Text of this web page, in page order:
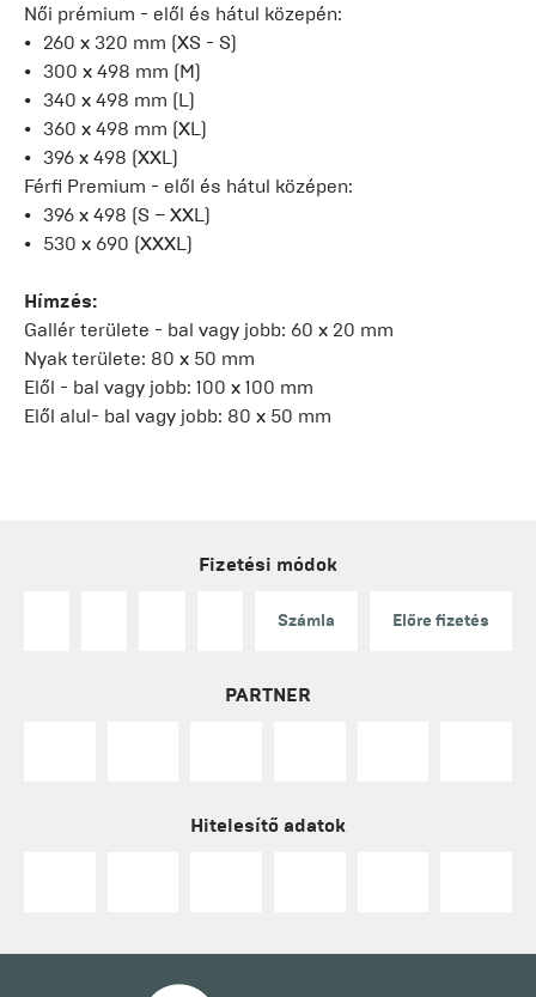
Női prémium - elől és hátul közepén:
260 x 320 mm (XS - S)
300 x 498 mm (M)
340 x 498 mm (L)
360 x 498 mm (XL)
396 x 498 (XXL)
Férfi Premium - elől és hátul középen:
396 x 498 (S – XXL)
530 x 690 (XXXL)
Hímzés:
Gallér területe - bal vagy jobb: 60 x 20 mm
Nyak területe: 80 x 50 mm
Elől - bal vagy jobb: 100 x 100 mm
Elől alul- bal vagy jobb: 80 x 50 mm
Fizetési módok
Számla Előre fizetés
PARTNER
Hitelesítő adatok